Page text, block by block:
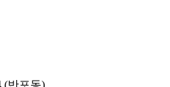
(반포동)